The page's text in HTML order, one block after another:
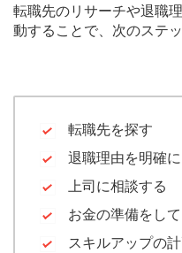
転職先のリサーチや退職
動することで、次のステ
転職先を探す
退職理由を明確に
上司に相談する
お金の準備をして
スキルアップの